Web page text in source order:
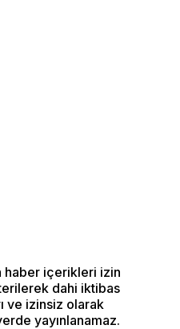
haber içerikleri izin
dahi iktibas
ve izinsiz olarak
yayınlanamaz.